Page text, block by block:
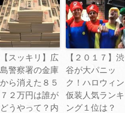
【スッキリ】広
島警察署の金庫
から消えた８５
７２万円は誰が
どうやって？内
【２０１７】渋
谷が大パニッ
ク！ハロウィン
仮装人気ランキ
ング１位は？